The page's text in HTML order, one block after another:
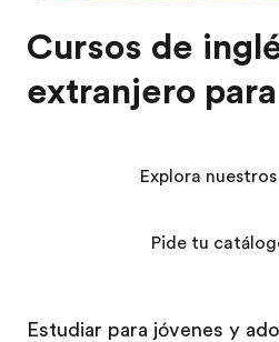
Cursos de
extranjero
Estudiar para jóvenes y
Explora
Pide tu